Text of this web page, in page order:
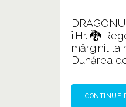
î.Hr. 🐉
mărginit la
Dunărea
CONTINUE